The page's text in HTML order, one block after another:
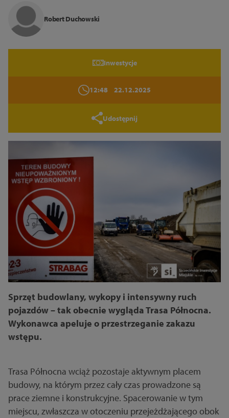
14
Robert Duchowski
Inwestycje
12:48 22.12.2025
Udostępnij
Sprzęt budowlany, wykopy i intensywny ruch
pojazdów – tak obecnie wygląda Trasa Północna.
Wykonawca apeluje o przestrzeganie zakazu
wstępu.
Trasa Północna wciąż pozostaje aktywnym placem
budowy, na którym przez cały czas prowadzone są
prace ziemne i konstrukcyjne. Spacerowanie w tym
miejscu, zwłaszcza w otoczeniu przejeżdżającego obok